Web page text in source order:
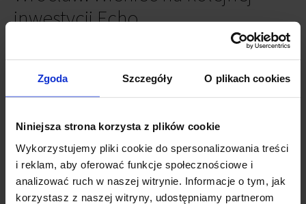
Zgoda Szczegóły O plikach cookies
Niniejsza strona korzysta z plików cookie
Wykorzystujemy pliki cookie do spersonalizowania treści
i reklam, aby oferować funkcje społecznościowe i
analizować ruch w naszej witrynie. Informacje o tym, jak
korzystasz z naszej witryny, udostępniamy partnerom
inwestycji Echo
Wrocławski biurowiec West Link z końcem sierpnia osiągnął
docelową wysokość. Tym samym, prace konstrukcyjne uległy
Położona przy ul. Na Ostatnim Groszu inwestycja Echo Investment
dostarczy ponad 14 tys. m2 powierzchni biurowej klasy A oraz 266
miejsc parkingowych. Plany zakładają oddanie budynku do użytku
pod koniec marca 2018 roku.